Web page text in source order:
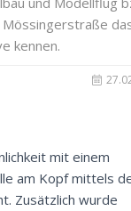
kennen.
mit einem
am Kopf mittels
Zusätzlich wurde